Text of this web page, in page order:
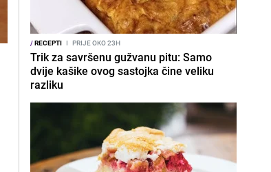
/RECEPTI I PRIJE OKO 23H
Trik za savršenu gužvanu pitu: Samo
dvije kašike ovog sastojka čine veliku
razliku